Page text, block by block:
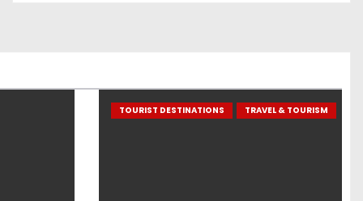
TOURIST DESTINATIONS TRAVEL & TOURISM